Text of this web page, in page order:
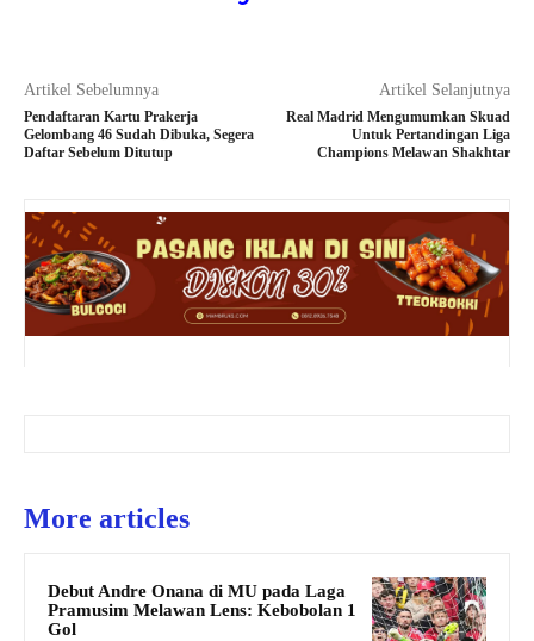
Artikel Sebelumnya
Pendaftaran Kartu Prakerja
Gelombang 46 Sudah Dibuka, Segera
Daftar Sebelum Ditutup
Artikel Selanjutnya
Real Madrid Mengumumkan Skuad
Untuk Pertandingan Liga
Champions Melawan Shakhtar
More articles
Debut Andre Onana di MU pada Laga
Pramusim Melawan Lens: Kebobolan 1
Gol